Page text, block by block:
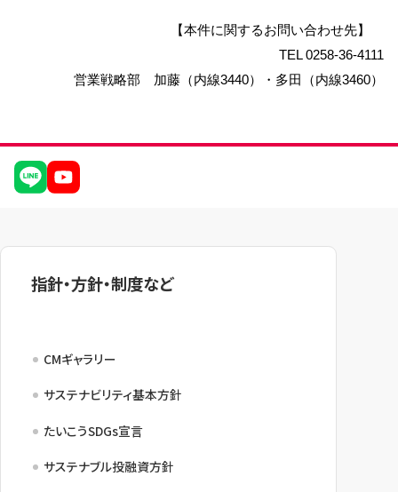
【本件に関するお問い合わせ先】
TEL 0258-36-4111
営業戦略部 加藤（内線3440）・多田（内線3460）
指針・方針・制度など
CMギャラリー
サステナビリティ基本方針
たいこうSDGs宣言
サステナブル投融資方針